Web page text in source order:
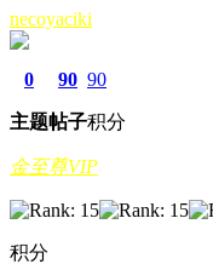
necoyaciki
0
主题
90
帖子
90
积分
金至尊VIP
积分